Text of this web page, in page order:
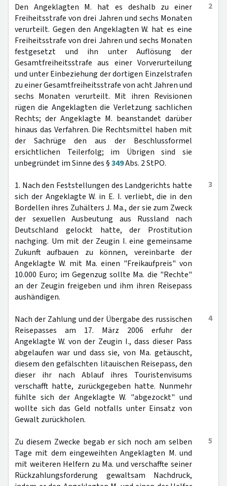
2
Den Angeklagten M. hat es deshalb zu einer
Freiheitsstrafe von drei Jahren und sechs Monaten
verurteilt. Gegen den Angeklagten W. hat es eine
Freiheitsstrafe von drei Jahren und sechs Monaten
festgesetzt und ihn unter Auflösung der
Gesamtfreiheitsstrafe aus einer Vorverurteilung
und unter Einbeziehung der dortigen Einzelstrafen
zu einer Gesamtfreiheitsstrafe von acht Jahren und
sechs Monaten verurteilt. Mit ihren Revisionen
rügen die Angeklagten die Verletzung sachlichen
Rechts; der Angeklagte M. beanstandet darüber
hinaus das Verfahren. Die Rechtsmittel haben mit
der Sachrüge den aus der Beschlussformel
ersichtlichen Teilerfolg; im Übrigen sind sie
unbegründet im Sinne des §349Abs. 2 StPO.
3
1. Nach den Feststellungen des Landgerichts hatte
sich der Angeklagte W. in E. I. verliebt, die in den
Bordellen ihres Zuhälters J. Ma., der sie zum Zweck
der sexuellen Ausbeutung aus Russland nach
Deutschland gelockt hatte, der Prostitution
nachging. Um mit der Zeugin I. eine gemeinsame
Zukunft aufbauen zu können, vereinbarte der
Angeklagte W. mit Ma. einen "Freikaufpreis" von
10.000 Euro; im Gegenzug sollte Ma. die "Rechte"
an der Zeugin freigeben und ihm ihren Reisepass
aushändigen.
4
Nach der Zahlung und der Übergabe des russischen
Reisepasses am 17. März 2006 erfuhr der
Angeklagte W. von der Zeugin I., dass dieser Pass
abgelaufen war und dass sie, von Ma. getäuscht,
diesem den gefälschten litauischen Reisepass, den
dieser ihr nach Ablauf ihres Touristenvisums
verschafft hatte, zurückgegeben hatte. Nunmehr
fühlte sich der Angeklagte W. "abgezockt" und
wollte sich das Geld notfalls unter Einsatz von
Gewalt zurückholen.
5
Zu diesem Zwecke begab er sich noch am selben
Tage mit dem eingeweihten Angeklagten M. und
mit weiteren Helfern zu Ma. und verschaffte seiner
Rückzahlungsforderung gewaltsam Nachdruck,